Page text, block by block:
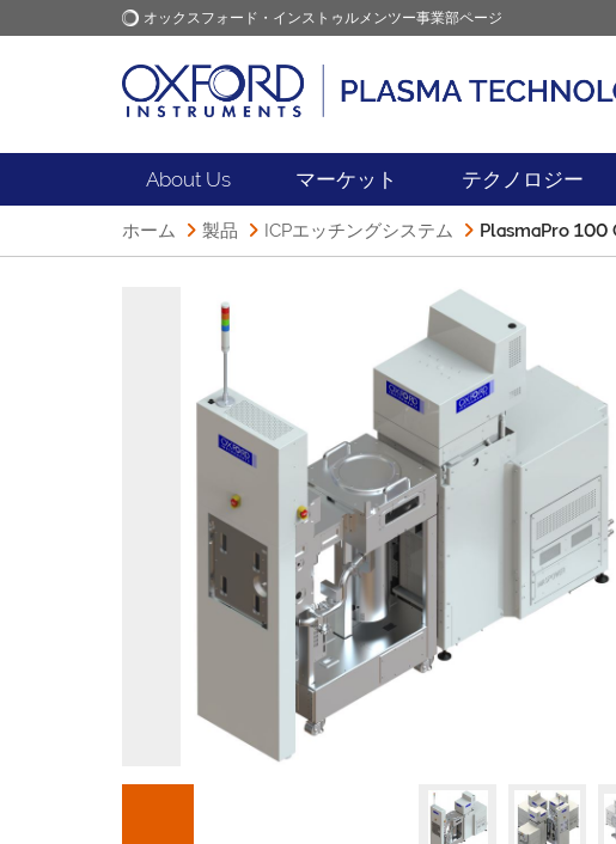
オックスフォード・インストゥルメンツー事業部ページ
オックスフォード・インス
トゥルメンツ
アプリケーション
About Us マーケット テクノロジー
ホーム 製品 ICPエッチングシステム PlasmaPro 100